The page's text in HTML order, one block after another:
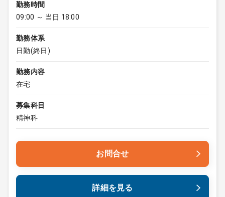
勤務時間
09:00 ～ 当日 18:00
勤務体系
日勤(終日)
勤務内容
在宅
募集科目
精神科
お問合せ
詳細を見る